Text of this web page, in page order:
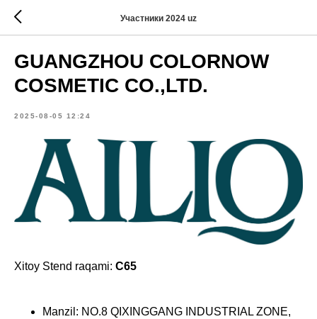
Участники 2024 uz
GUANGZHOU COLORNOW
COSMETIC CO.,LTD.
2025-08-05 12:24
Xitoy Stend raqami: C65
Manzil: NO.8 QIXINGGANG INDUSTRIAL ZONE,